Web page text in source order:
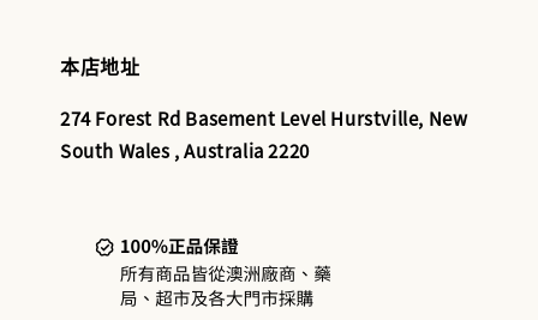
本店地址
274 Forest Rd Basement Level Hurstville, New
South Wales , Australia 2220